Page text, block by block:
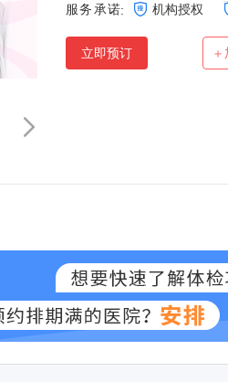
服务承诺: 机构授权
立即预订